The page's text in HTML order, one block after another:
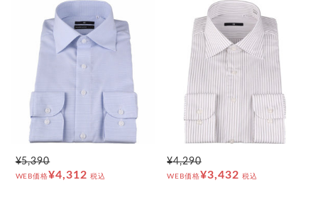
¥5,390
WEB価格¥4,312 税込
¥4,290
WEB価格¥3,432 税込